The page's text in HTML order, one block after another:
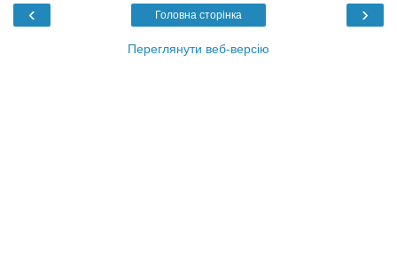
‹ ›
Головна сторінка
Переглянути веб-версію